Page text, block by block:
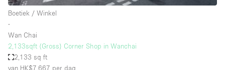
Begane grond
Beveiligingssysteem
Concierge
Daglicht
Boetiek / Winkel
∙
Wan Chai
2,133sqft (Gross) Corner Shop in Wanchai
2,133 sq ft
van HK$7,667 per dag